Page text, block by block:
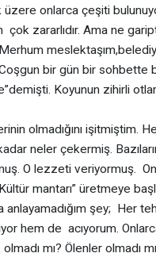
üzere onlarca çeşiti
çok zararlıdır. Ama ne
bir gün bir sohbette
Koyunun zihirli
olmadığını işitmiştim.
neler çekermiş.
O lezzeti veriyormuş.
mantarı” üretmeye
anlayamadığım şey; Her
hem de acıyorum.
mı? Ölenler olmadı